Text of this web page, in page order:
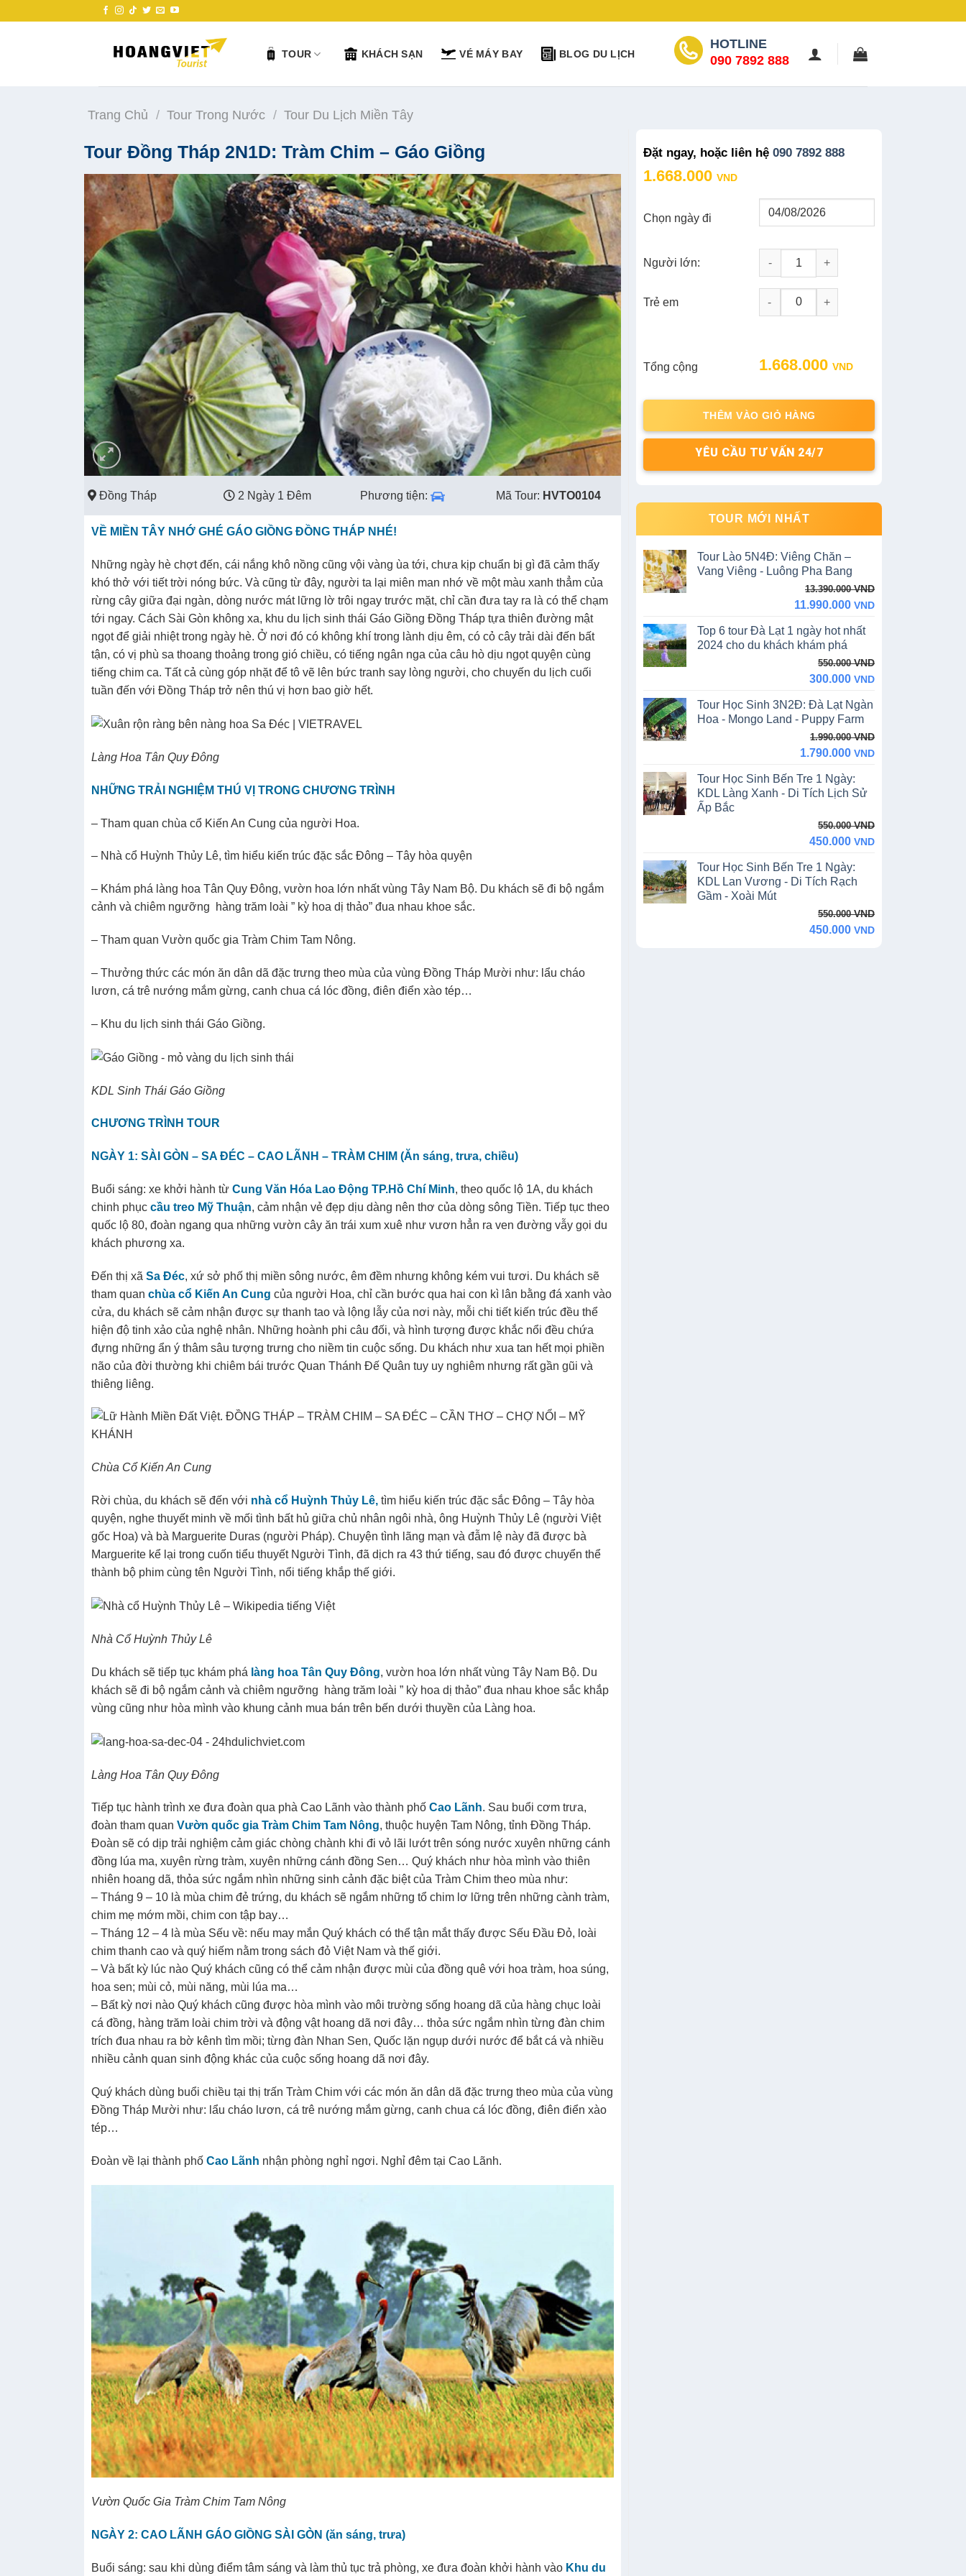
TOUR KHÁCH SẠN VÉ MÁY BAY BLOG DU LỊCH
HOTLINE
090 7892 888
Trang Chủ / Tour Trong Nước / Tour Du Lịch Miền Tây
Đặt ngay, hoặc liên hệ090 7892 888
1.668.000VND
Chọn ngày đi
Người lớn:
Tour Đồng Tháp 2N1D: Tràm Chim - Gáo
Trẻ em - +
Tổng cộng 1.668.000VND
THÊM VÀO GIỎ HÀNG
YÊU CẦU TƯ VẤN 24/7
TOUR MỚI NHẤT
Tour Lào 5N4Đ: Viêng Chăn –
Vang Viêng - Luông Pha Bang
13.390.000VND
13.390.000 VND.
11.990.000 VND
11.990.000 VND.
Top 6 tour Đà Lạt 1 ngày hot nhất
2024 cho du khách khám phá
550.000VND
550.000 VND.
300.000 VND
300.000 VND.
Tour Học Sinh 3N2Đ: Đà Lạt Ngàn
Hoa - Mongo Land - Puppy Farm
1.990.000VND
1.990.000 VND.
1.790.000 VND
1.790.000 VND.
Tour Học Sinh Bến Tre 1 Ngày:
KDL Làng Xanh - Di Tích Lịch Sử
Ấp Bắc
550.000VND
550.000 VND.
450.000 VND
450.000 VND.
Tour Học Sinh Bến Tre 1 Ngày:
KDL Lan Vương - Di Tích Rạch
Gầm - Xoài Mút
550.000VND
450.000 VND
Tour Đồng Tháp 2N1D: Tràm Chim – Gáo Giồng
Đồng Tháp 2 Ngày 1 Đêm Phương tiện: Mã Tour: HVTO0104
VỀ MIỀN TÂY NHỚ GHÉ GÁO GIỒNG ĐỒNG THÁP NHÉ!
Những ngày hè chợt đến, cái nắng khô nồng cũng vội vàng ùa tới, chưa kịp chuẩn bị gì đã cảm thấy
khó thở với tiết trời nóng bức. Và cũng từ đây, người ta lại miên man nhớ về một màu xanh thẳm của
rừng cây giữa đại ngàn, dòng nước mát lững lờ trôi ngay trước mặt, chỉ cần đưa tay ra là có thể chạm
tới ngay. Cách Sài Gòn không xa, khu du lịch sinh thái Gáo Giồng Đồng Tháp tựa thiên đường mật
ngọt để giải nhiệt trong ngày hè. Ở nơi đó có không khí trong lành dịu êm, có cỏ cây trải dài đến bất
tận, có vị phù sa thoang thoảng trong gió chiều, có tiếng ngân nga của câu hò dịu ngọt quyện cùng
tiếng chim ca. Tất cả cùng góp nhặt để tô vẽ lên bức tranh say lòng người, cho chuyến du lịch cuối
tuần đến với Đồng Tháp trở nên thú vị hơn bao giờ hết.
Làng Hoa Tân Quy Đông
NHỮNG TRẢI NGHIỆM THÚ VỊ TRONG CHƯƠNG TRÌNH
– Tham quan chùa cổ Kiến An Cung của người Hoa.
– Nhà cổ Huỳnh Thủy Lê, tìm hiểu kiến trúc đặc sắc Đông – Tây hòa quyện
– Khám phá làng hoa Tân Quy Đông, vườn hoa lớn nhất vùng Tây Nam Bộ. Du khách sẽ đi bộ ngắm
cảnh và chiêm ngưỡng hàng trăm loài ” kỳ hoa dị thảo” đua nhau khoe sắc.
– Tham quan Vườn quốc gia Tràm Chim Tam Nông.
– Thưởng thức các món ăn dân dã đặc trưng theo mùa của vùng Đồng Tháp Mười như: lẩu cháo
lươn, cá trê nướng mắm gừng, canh chua cá lóc đồng, điên điển xào tép…
– Khu du lịch sinh thái Gáo Giồng.
KDL Sinh Thái Gáo Giồng
CHƯƠNG TRÌNH TOUR
NGÀY 1: SÀI GÒN – SA ĐÉC – CAO LÃNH – TRÀM CHIM (Ăn sáng, trưa, chiều)
Buổi sáng: xe khởi hành từCung Văn Hóa Lao Động TP.Hồ Chí Minh, theo quốc lộ 1A, du khách
chinh phụccầu treo Mỹ Thuận, cảm nhận vẻ đẹp dịu dàng nên thơ của dòng sông Tiền. Tiếp tục theo
quốc lộ 80, đoàn ngang qua những vườn cây ăn trái xum xuê như vươn hẳn ra ven đường vẫy gọi du
khách phương xa.
Đến thị xã Sa Đéc, xứ sở phố thị miền sông nước, êm đềm nhưng không kém vui tươi. Du khách sẽ
tham quanchùa cổ Kiến An Cung của người Hoa, chỉ cần bước qua hai con kì lân bằng đá xanh vào
cửa, du khách sẽ cảm nhận được sự thanh tao và lộng lẫy của nơi này, mỗi chi tiết kiến trúc đều thể
hiện độ tinh xảo của nghệ nhân. Những hoành phi câu đối, và hình tượng được khắc nổi đều chứa
đựng những ẩn ý thâm sâu tượng trưng cho niềm tin cuộc sống. Du khách như xua tan hết mọi phiền
não của đời thường khi chiêm bái trước Quan Thánh Đế Quân tuy uy nghiêm nhưng rất gần gũi và
thiêng liêng.
Chùa Cổ Kiến An Cung
Rời chùa, du khách sẽ đến với nhà cổ Huỳnh Thủy Lê, tìm hiểu kiến trúc đặc sắc Đông – Tây hòa
quyện, nghe thuyết minh về mối tình bất hủ giữa chủ nhân ngôi nhà, ông Huỳnh Thủy Lê (người Việt
gốc Hoa) và bà Marguerite Duras (người Pháp). Chuyện tình lãng mạn và đẫm lệ này đã được bà
Marguerite kể lại trong cuốn tiểu thuyết Người Tình, đã dịch ra 43 thứ tiếng, sau đó được chuyển thể
thành bộ phim cùng tên Người Tình, nổi tiếng khắp thế giới.
Nhà Cổ Huỳnh Thủy Lê
Du khách sẽ tiếp tục khám phá làng hoa Tân Quy Đông, vườn hoa lớn nhất vùng Tây Nam Bộ. Du
khách sẽ đi bộ ngắm cảnh và chiêm ngưỡng hàng trăm loài ” kỳ hoa dị thảo” đua nhau khoe sắc khắp
vùng cũng như hòa mình vào khung cảnh mua bán trên bến dưới thuyền của Làng hoa.
Làng Hoa Tân Quy Đông
Tiếp tục hành trình xe đưa đoàn qua phà Cao Lãnh vào thành phốCao Lãnh. Sau buổi cơm trưa,
đoàn tham quan Vườn quốc gia Tràm Chim Tam Nông, thuộc huyện Tam Nông, tỉnh Đồng Tháp.
Đoàn sẽ có dịp trải nghiệm cảm giác chòng chành khi đi vỏ lãi lướt trên sóng nước xuyên những cánh
đồng lúa ma, xuyên rừng tràm, xuyên những cánh đồng Sen… Quý khách như hòa mình vào thiên
nhiên hoang dã, thỏa sức ngắm nhìn những sinh cảnh đặc biệt của Tràm Chim theo mùa như:
– Tháng 9 – 10 là mùa chim đẻ trứng, du khách sẽ ngắm những tổ chim lơ lững trên những cành tràm,
chim mẹ mớm mồi, chim con tập bay…
– Tháng 12 – 4 là mùa Sếu về: nếu may mắn Quý khách có thể tận mắt thấy được Sếu Đầu Đỏ, loài
chim thanh cao và quý hiếm nằm trong sách đỏ Việt Nam và thế giới.
– Và bất kỳ lúc nào Quý khách cũng có thể cảm nhận được mùi của đồng quê với hoa tràm, hoa súng,
hoa sen; mùi cỏ, mùi năng, mùi lúa ma…
– Bất kỳ nơi nào Quý khách cũng được hòa mình vào môi trường sống hoang dã của hàng chục loài
cá đồng, hàng trăm loài chim trời và động vật hoang dã nơi đây… thỏa sức ngắm nhìn từng đàn chim
trích đua nhau ra bờ kênh tìm mồi; từng đàn Nhan Sen, Quốc lặn ngụp dưới nước để bắt cá và nhiều
nhiều cảnh quan sinh động khác của cuộc sống hoang dã nơi đây.
Quý khách dùng buổi chiều tại thị trấn Tràm Chim với các món ăn dân dã đặc trưng theo mùa của vùng
Đồng Tháp Mười như: lẩu cháo lươn, cá trê nướng mắm gừng, canh chua cá lóc đồng, điên điển xào
tép…
Đoàn về lại thành phốCao Lãnh nhận phòng nghỉ ngơi. Nghỉ đêm tại Cao Lãnh.
Vườn Quốc Gia Tràm Chim Tam Nông
NGÀY 2: CAO LÃNH GÁO GIỒNG SÀI GÒN (ăn sáng, trưa)
Buổi sáng: sau khi dùng điểm tâm sáng và làm thủ tục trả phòng, xe đưa đoàn khởi hành vào Khu du